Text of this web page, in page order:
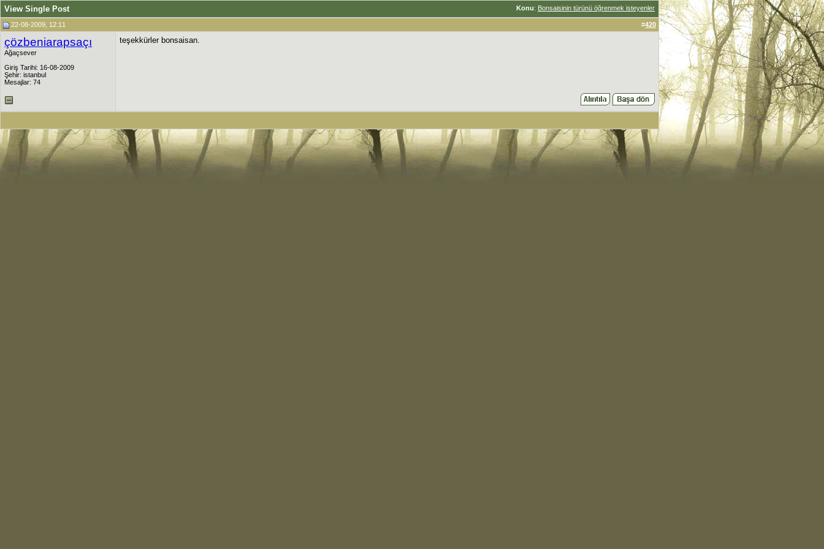
Konu: Bonsaisinin türünü öğrenmek isteyenler
View Single Post
22-08-2009, 12:11 #420
çözbeniarapsaçı
Ağaçsever
Giriş Tarihi: 16-08-2009
Şehir: istanbul
Mesajlar: 74
teşekkürler bonsaisan.